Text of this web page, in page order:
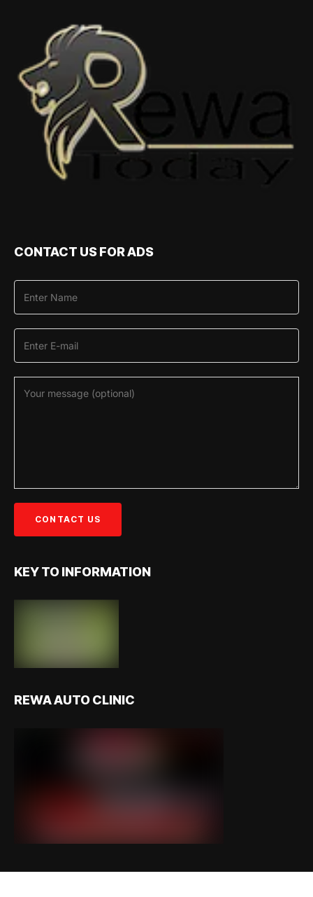
CONTACT US FOR ADS
KEY TO INFORMATION
REWA AUTO CLINIC